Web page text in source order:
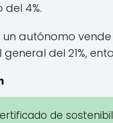
4%.
un autónomo
del 21%,
de